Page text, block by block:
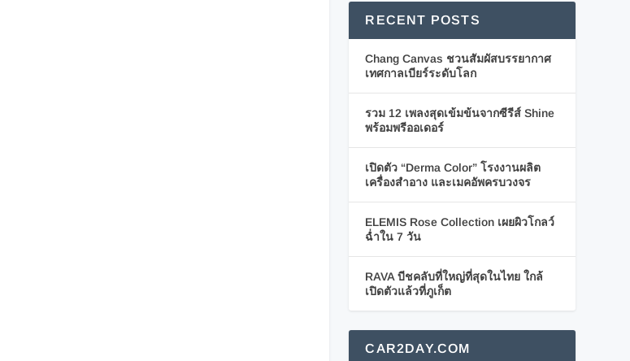
RECENT POSTS
Chang Canvas ชวนสัมผัสบรรยากาศ
เทศกาลเบียร์ระดับโลก
รวม 12 เพลงสุดเข้มข้นจากซีรีส์ Shine
พร้อมพรีออเดอร์
เปิดตัว “Derma Color” โรงงานผลิต
เครื่องสำอาง และเมคอัพครบวงจร
ELEMIS Rose Collection เผยผิวโกลว์
ฉ่ำใน 7 วัน
RAVA บีชคลับที่ใหญ่ที่สุดในไทย ใกล้
เปิดตัวแล้วที่ภูเก็ต
CAR2DAY.COM